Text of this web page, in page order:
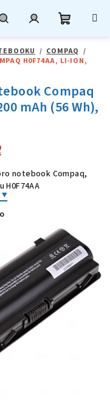
/ COMPAQ /
H0F74AA, LI-ION,
Compaq
mAh (56 Wh),
notebook Compaq,
H0F74AA